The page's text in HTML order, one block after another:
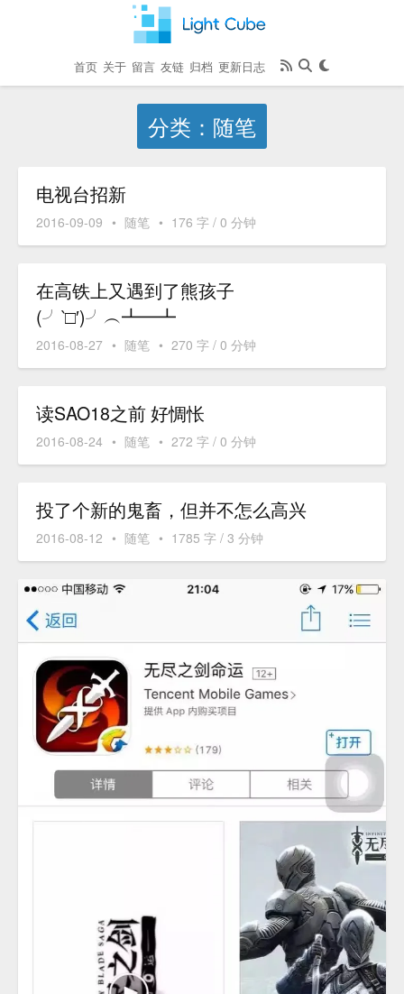
首页 关于 留言 友链 归档 更新日志
分类：随笔
电视台招新
2016-09-09 • 随笔 • 176 字 / 0 分钟
在高铁上又遇到了熊孩子
(╯‵□′)╯︵┻━┻
2016-08-27 • 随笔 • 270 字 / 0 分钟
读SAO18之前 好惆怅
2016-08-24 • 随笔 • 272 字 / 0 分钟
投了个新的鬼畜，但并不怎么高兴
2016-08-12 • 随笔 • 1785 字 / 3 分钟